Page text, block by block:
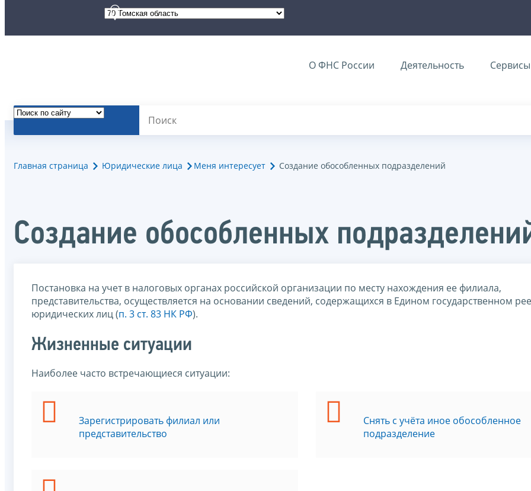
О ФНС России Деятельность Сервисы
Главная страница Юридические лица Меня интересует Создание обособленных подразделений
Создание обособленных
Постановка на учет в налоговых органах российской организации по месту нахождения ее филиала,
представительства, осуществляется на основании сведений, содержащихся в Едином государственном
юридических лиц (п. 3 ст. 83 НК РФ).
Жизненные ситуации
Наиболее часто встречающиеся ситуации:
Зарегистрировать филиал или
представительство
Снять с учёта иное обособленное
подразделение